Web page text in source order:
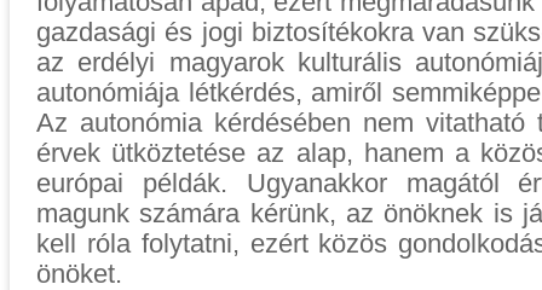
gazdasági és jogi biztosítékokra van
az erdélyi magyarok kulturális
autonómiája létkérdés, amiről
Az autonómia kérdésében nem vitatható
érvek ütköztetése az alap, hanem a
európai példák. Ugyanakkor magától
magunk számára kérünk, az önöknek is
kell róla folytatni, ezért közös
önöket.